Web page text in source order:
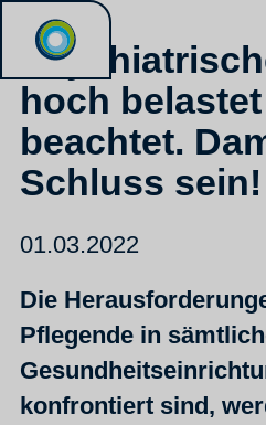
hoch
beachtet.
Schluss sein!
01.03.2022
Die
Pflegende in
konfrontiert sind,